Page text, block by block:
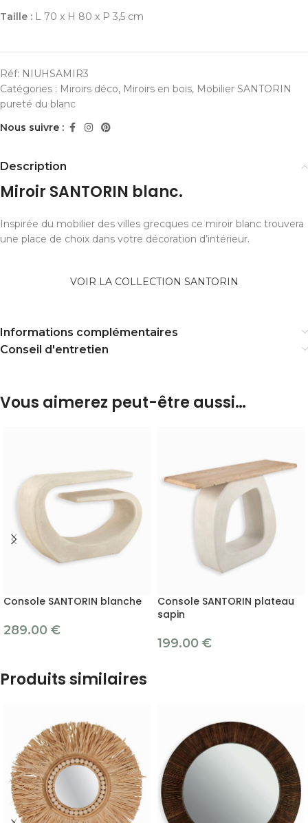
Taille : L 70 x H 80 x P 3,5 cm
Réf: NIUHSAMIR3
Catégories : Miroirs déco, Miroirs en bois, Mobilier SANTORIN
pureté du blanc
Nous suivre :
Description
Miroir SANTORIN blanc.
Inspirée du mobilier des villes grecques ce miroir blanc trouvera
une place de choix dans votre décoration d’intérieur.
VOIR LA COLLECTION SANTORIN
Informations complémentaires
Conseil d'entretien
Vous aimerez peut-être aussi…
Console SANTORIN blanche
289.00 €
Console SANTORIN plateau
sapin
199.00 €
Produits similaires